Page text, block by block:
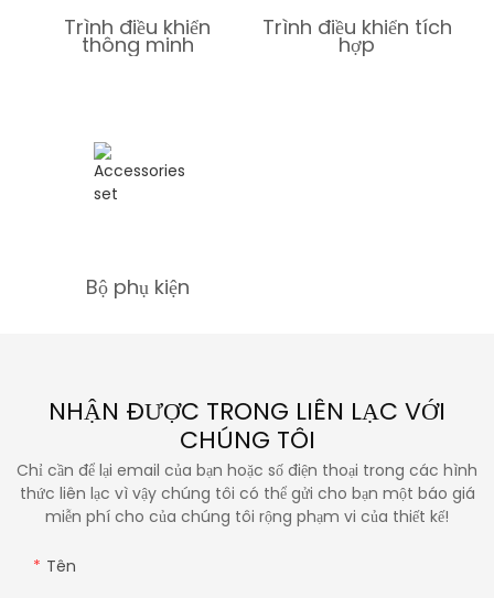
Trình điều khiển
thông minh
Trình điều khiển tích
hợp
Bộ phụ kiện
NHẬN ĐƯỢC TRONG LIÊN LẠC VỚI
CHÚNG TÔI
Chỉ cần để lại email của bạn hoặc số điện thoại trong các hình
thức liên lạc vì vậy chúng tôi có thể gửi cho bạn một báo giá
miễn phí cho của chúng tôi rộng phạm vi của thiết kế!
Tên